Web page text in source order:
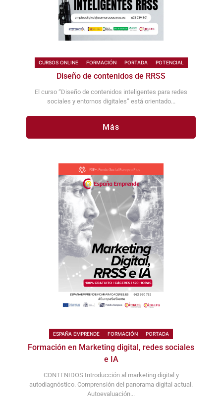
CURSOS ONLINE FORMACIÓN PORTADA POTENCIAL
Diseño de contenidos de RRSS
El curso “Diseño de contenidos inteligentes para redes
sociales y entornos digitales” está orientado...
Más
ESPAÑA EMPRENDE FORMACIÓN PORTADA
Formación en Marketing digital, redes sociales
e IA
CONTENIDOS Introducción al marketing digital y
autodiagnóstico. Comprensión del panorama digital actual.
Autoevaluación...